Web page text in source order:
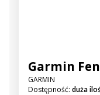
Garmin
GARMIN
Dostępność: duża